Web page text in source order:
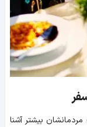
بیشتر آشنا